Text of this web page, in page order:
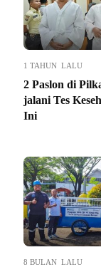
1 TAHUN LALU
2 Paslon di
jalani Tes
Ini
8 BULAN LALU